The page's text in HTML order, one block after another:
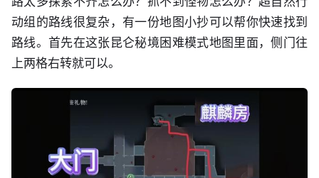
动组的路线很复杂，有一份地图小抄可以帮你快速找到
路线。首先在这张昆仑秘境困难模式地图里面，侧门往
上两格右转就可以。